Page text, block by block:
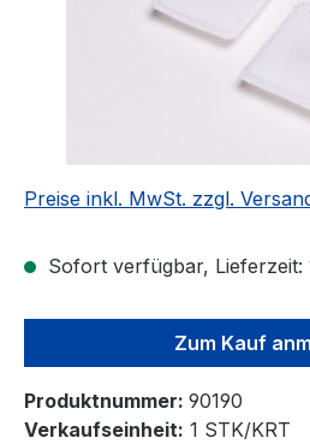
Preise inkl. MwSt. zzgl.
Sofort verfügbar, Lieferzeit:
Zum Kauf
Produktnummer: 90190
Verkaufseinheit: 1 STK/KRT